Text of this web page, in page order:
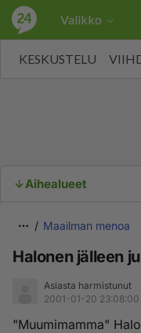
Valikko
KESKUSTELU
Aihealueet
Maailman menoa
Halonen jälleen
Asiasta harmistunut
2001-01-20 23:08:00
"Muumimamma"